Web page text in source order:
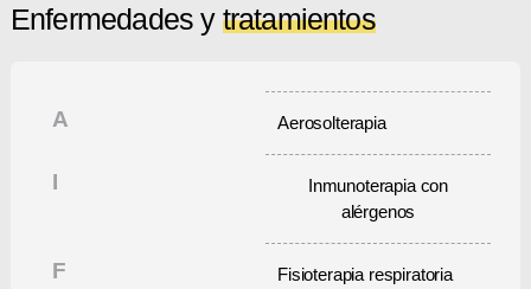
Enfermedades y tratamientos
A Aerosolterapia
I
Inmunoterapia con
alérgenos
F Fisioterapia respiratoria